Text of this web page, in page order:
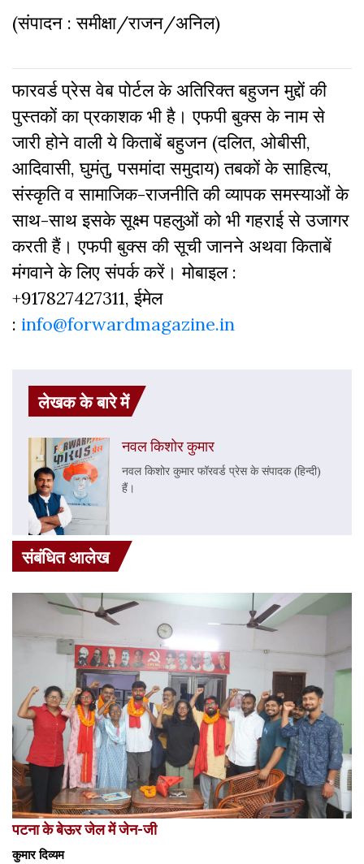
(संपादन : समीक्षा/राजन/अनिल)
फारवर्ड प्रेस वेब पोर्टल के अतिरिक्‍त बहुजन मुद्दों की
पुस्‍तकों का प्रकाशक भी है। एफपी बुक्‍स के नाम से
जारी होने वाली ये किताबें बहुजन (दलित, ओबीसी,
आदिवासी, घुमंतु, पसमांदा समुदाय) तबकों के साहित्‍य,
संस्‍क‍ृति व सामाजिक-राजनीति की व्‍यापक समस्‍याओं के
साथ-साथ इसके सूक्ष्म पहलुओं को भी गहराई से उजागर
करती हैं। एफपी बुक्‍स की सूची जानने अथवा किताबें
मंगवाने के लिए संपर्क करें। मोबाइल :
+917827427311, ईमेल
: info@forwardmagazine.in
लेखक के बारे में
नवल किशोर कुमार
नवल किशोर कुमार फॉरवर्ड प्रेस के संपादक (हिन्दी)
हैं।
संबंधित आलेख
पटना के बेऊर जेल में जेन-जी
कुमार दिव्यम